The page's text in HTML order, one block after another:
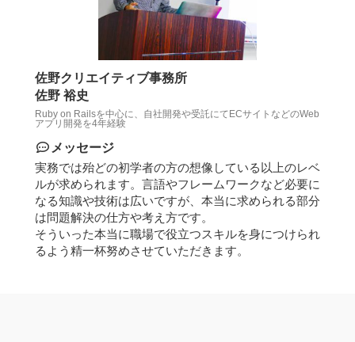
佐野クリエイティブ事務所
佐野 裕史
Ruby on Railsを中心に、自社開発や受託にてECサイトなどのWeb
アプリ開発を4年経験
メッセージ
実務では殆どの初学者の方の想像している以上のレベ
ルが求められます。言語やフレームワークなど必要に
なる知識や技術は広いですが、本当に求められる部分
は問題解決の仕方や考え方です。
そういった本当に職場で役立つスキルを身につけられ
るよう精一杯努めさせていただきます。